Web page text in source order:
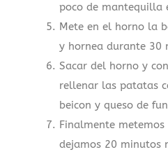
poco de mantequilla
Mete en el horno la
y hornea durante 30
Sacar del horno y
rellenar las patatas
beicon y queso de
Finalmente
dejamos 20 minutos